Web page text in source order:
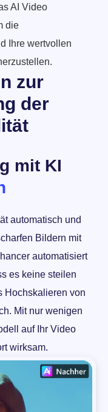
AI Video
die
Ihre wertvollen
zur
der
mit KI
automatisch und
Bildern mit
automatisiert
es keine steilen
Hochskalieren von
Mit nur wenigen
auf Ihr Video
wirksam.